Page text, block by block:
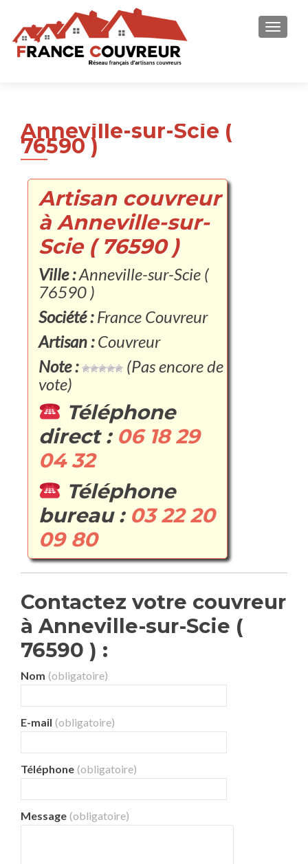
Anneville-sur-Scie (
76590 )
Artisan couvreur
à Anneville-sur-
Scie ( 76590 )
Ville :Anneville-sur-Scie (
76590 )
Société :France Couvreur
Artisan :Couvreur
Note :
(Pas encore de
vote)
Téléphone
direct : 06 18 29
04 32
Téléphone
bureau : 03 22 20
09 80
Contactez votre couvreur
à Anneville-sur-Scie (
76590 ) :
Nom (obligatoire)
E-mail (obligatoire)
Téléphone (obligatoire)
Message (obligatoire)